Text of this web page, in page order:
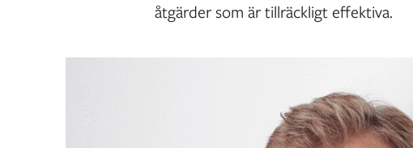
åtgärder som är tillräckligt effektiva.